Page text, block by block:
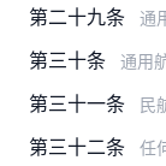
第二十九条 通用航
第三十条 通用航空
第三十一条 民航地区
第三十二条 任何自然